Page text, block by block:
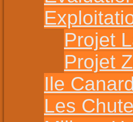
Projet
Projet
Ile
Les